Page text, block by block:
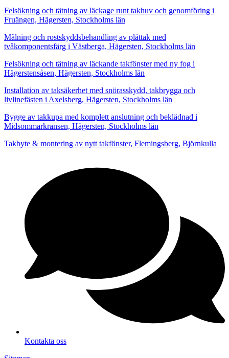
Felsökning och tätning av läckage runt takhuv och genomföring i
Fruängen, Hägersten, Stockholms län
Målning och rostskyddsbehandling av plåttak med
tvåkomponentsfärg i Västberga, Hägersten, Stockholms län
Felsökning och tätning av läckande takfönster med ny fog i
Hägerstensåsen, Hägersten, Stockholms län
Installation av taksäkerhet med snörasskydd, takbrygga och
livlinefästen i Axelsberg, Hägersten, Stockholms län
Bygge av takkupa med komplett anslutning och beklädnad i
Midsommarkransen, Hägersten, Stockholms län
Takbyte & montering av nytt takfönster, Flemingsberg, Björnkulla
Kontakta oss